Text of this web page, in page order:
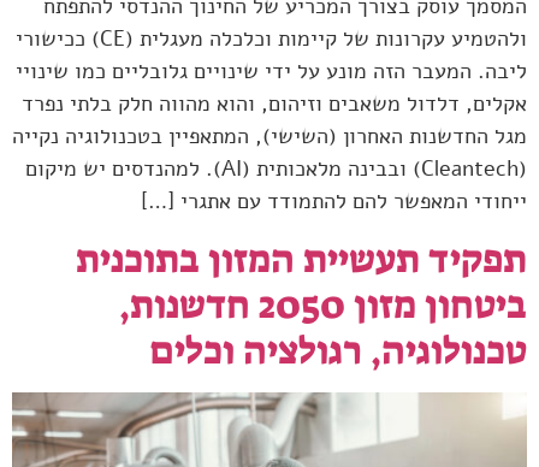
המסמך עוסק בצורך המכריע של החינוך ההנדסי להתפתח
ולהטמיע עקרונות של קיימות וכלכלה מעגלית (CE) ככישורי
ליבה. המעבר הזה מונע על ידי שינויים גלובליים כמו שינויי
אקלים, דלדול משאבים וזיהום, והוא מהווה חלק בלתי נפרד
מגל החדשנות האחרון (השישי), המתאפיין בטכנולוגיה נקייה
(Cleantech) ובבינה מלאכותית (AI). למהנדסים יש מיקום
ייחודי המאפשר להם להתמודד עם אתגרי […]
תפקיד תעשיית המזון בתוכנית
ביטחון מזון 2050 חדשנות,
טכנולוגיה, רגולציה וכלים